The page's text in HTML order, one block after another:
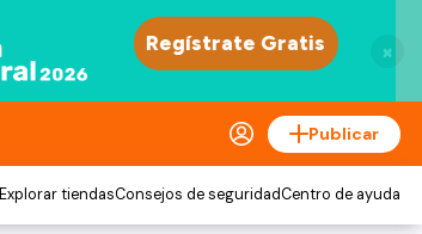
×
Publicar
Explorar tiendasConsejos de seguridadCentro de ayuda